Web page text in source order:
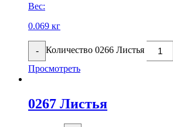
Вес:
0.069 кг
- Количество 0266 Листья
Просмотреть
0267 Листья